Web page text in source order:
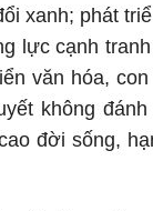
xanh; phát
lực cạnh
văn hóa,
không
đời sống,